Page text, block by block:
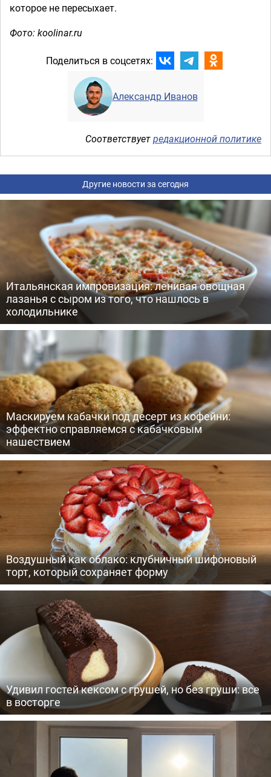
которое не пересыхает.
Фото: koolinar.ru
Поделиться в соцсетях:
Александр Иванов
Соответствуетредакционной политике
Другие новости за сегодня
Итальянская импровизация: ленивая овощная
лазанья с сыром из того, что нашлось в
холодильнике
Маскируем кабачки под десерт из кофейни:
эффектно справляемся с кабачковым
нашествием
Воздушный как облако: клубничный шифоновый
торт, который сохраняет форму
Удивил гостей кексом с грушей, но без груши: все
в восторге